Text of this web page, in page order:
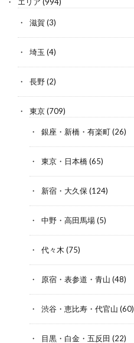
エリア (994)
滋賀 (3)
埼玉 (4)
長野(2)
東京(709)
銀座・新橋・有楽町(26)
東京・日本橋(65)
新宿・大久保(124)
中野・高田馬場(5)
代々木 (75)
原宿・表参道・青山 (48)
渋谷・恵比寿・代官山 (60)
目黒・白金・五反田 (22)